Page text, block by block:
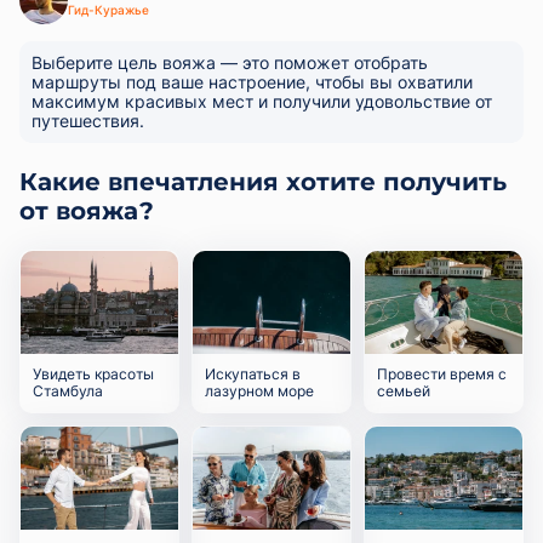
Гид-Куражье
Выберите цель вояжа — это поможет отобрать
маршруты под ваше настроение, чтобы вы охватили
максимум красивых мест и получили удовольствие от
путешествия.
Какие впечатления хотите получить
от вояжа?
Увидеть красоты
Стамбула
Искупаться в
лазурном море
Провести время с
семьей